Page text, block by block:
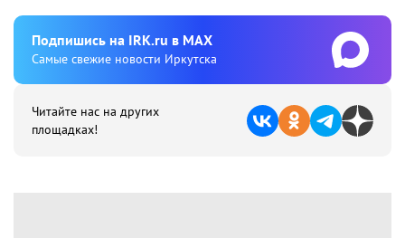
Подпишиcь на IRK.ru в MAX
Cамые свежие новости Иркутска
Читайте нас на других
площадках!